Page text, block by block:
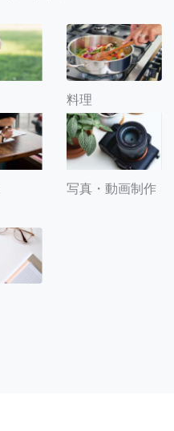
料理
写真・動画制作